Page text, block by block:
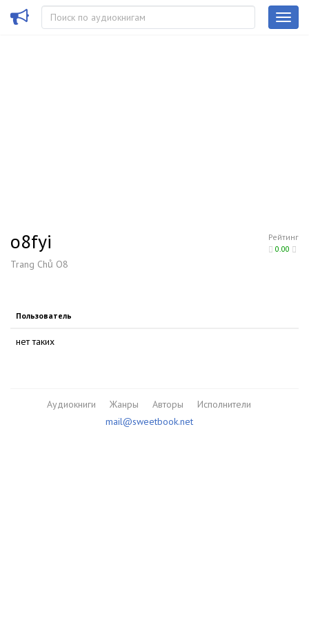
Рейтинг
0.00
o8fyi
Trang Chủ O8
Пользователь
нет таких
Аудиокниги Жанры Авторы
Исполнители
mail@sweetbook.net